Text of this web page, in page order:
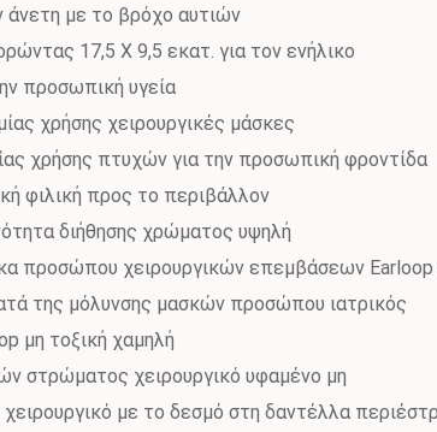
με το βρόχο αυτιών
17,5 X 9,5 εκατ. για τον ενήλικο
προσωπική υγεία
χρήσης χειρουργικές μάσκες
χρήσης πτυχών για την προσωπική φροντίδα
φιλική προς το περιβάλλον
διήθησης χρώματος υψηλή
προσώπου χειρουργικών επεμβάσεων
της μόλυνσης μασκών προσώπου ιατρικός
μη τοξική χαμηλή
στρώματος χειρουργικό υφαμένο μη
με το δεσμό στη δαντέλλα